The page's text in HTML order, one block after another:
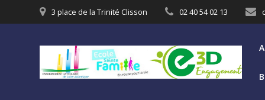
3 place de la Trinité Clisson 02 40 54 02 13